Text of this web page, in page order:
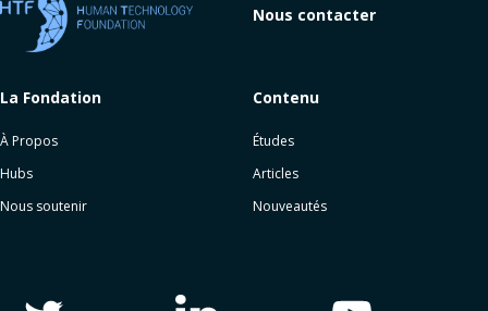
Nous contacter
La Fondation
À Propos
Hubs
Nous soutenir
Contenu
Études
Articles
Nouveautés